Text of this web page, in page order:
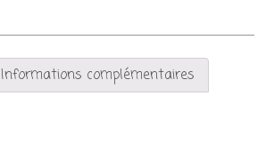
Informations complémentaires